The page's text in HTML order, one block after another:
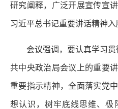
研究阐释，广泛开展宣传宣
习近平总书记重要讲话精神入
会议强调，要认真学习贯
共中央政治局会议上的重要
重要指示精神，全面落实党
想认识，树牢底线思维、极